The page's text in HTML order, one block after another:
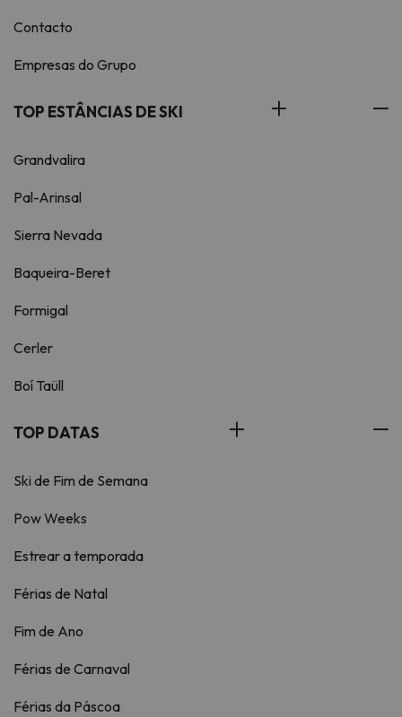
Contacto
Empresas do Grupo
TOP ESTÂNCIAS DE SKI
Grandvalira
Pal-Arinsal
Sierra Nevada
Baqueira-Beret
Formigal
Cerler
Boí Taüll
TOP DATAS
Ski de Fim de Semana
Pow Weeks
Estrear a temporada
Férias de Natal
Fim de Ano
Férias de Carnaval
Férias da Páscoa